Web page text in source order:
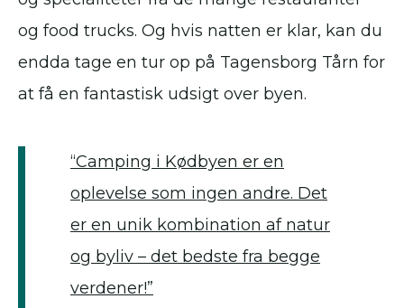
og food trucks. Og hvis natten er klar, kan du
endda tage en tur op på Tagensborg Tårn for
at få en fantastisk udsigt over byen.
“Camping i Kødbyen er en
oplevelse som ingen andre. Det
er en unik kombination af natur
og byliv – det bedste fra begge
verdener!”